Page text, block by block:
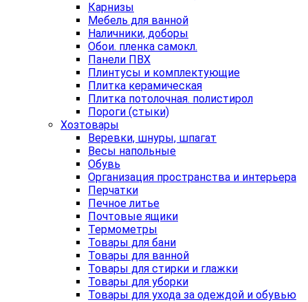
Карнизы
Мебель для ванной
Наличники, доборы
Обои. пленка самокл.
Панели ПВХ
Плинтусы и комплектующие
Плитка керамическая
Плитка потолочная. полистирол
Пороги (стыки)
Хозтовары
Веревки, шнуры, шпагат
Весы напольные
Обувь
Организация пространства и интерьера
Перчатки
Печное литье
Почтовые ящики
Термометры
Товары для бани
Товары для ванной
Товары для стирки и глажки
Товары для уборки
Товары для ухода за одеждой и обувью